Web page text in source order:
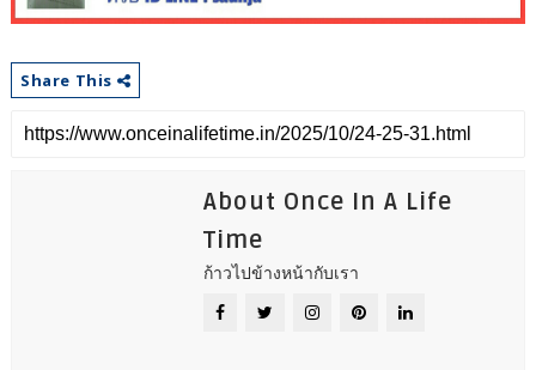
Share This
About Once In A Life
Time
ก้าวไปข้างหน้ากับเรา